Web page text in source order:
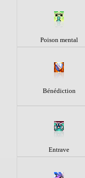
Poison mental
Bénédiction
Entrave